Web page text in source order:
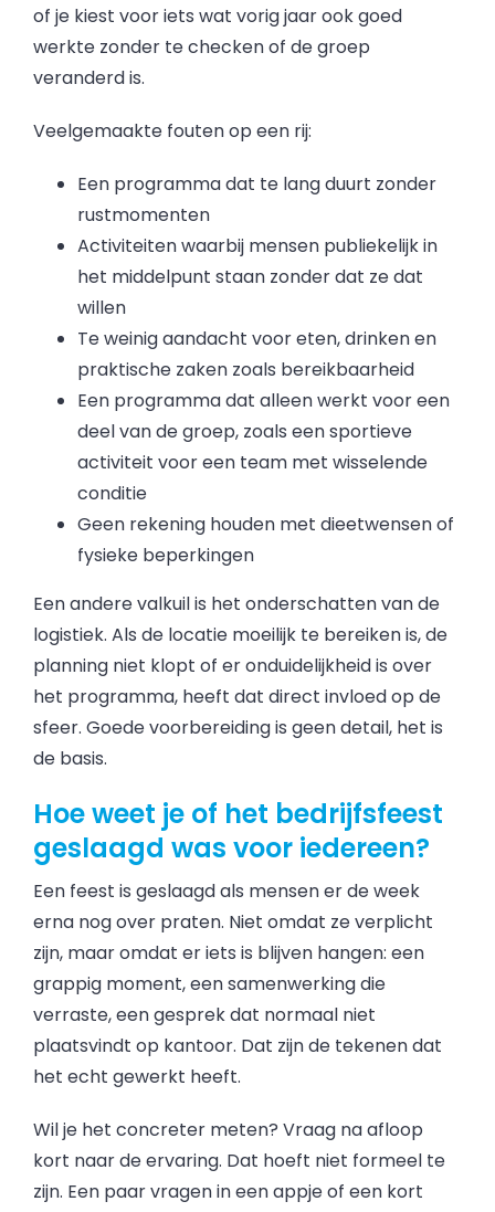
of je kiest voor iets wat vorig jaar ook goed
werkte zonder te checken of de groep
veranderd is.
Veelgemaakte fouten op een rij:
Een programma dat te lang duurt zonder
rustmomenten
Activiteiten waarbij mensen publiekelijk in
het middelpunt staan zonder dat ze dat
willen
Te weinig aandacht voor eten, drinken en
praktische zaken zoals bereikbaarheid
Een programma dat alleen werkt voor een
deel van de groep, zoals een sportieve
activiteit voor een team met wisselende
conditie
Geen rekening houden met dieetwensen of
fysieke beperkingen
Een andere valkuil is het onderschatten van de
logistiek. Als de locatie moeilijk te bereiken is, de
planning niet klopt of er onduidelijkheid is over
het programma, heeft dat direct invloed op de
sfeer. Goede voorbereiding is geen detail, het is
de basis.
Hoe weet je of het bedrijfsfeest
geslaagd was voor iedereen?
Een feest is geslaagd als mensen er de week
erna nog over praten. Niet omdat ze verplicht
zijn, maar omdat er iets is blijven hangen: een
grappig moment, een samenwerking die
verraste, een gesprek dat normaal niet
plaatsvindt op kantoor. Dat zijn de tekenen dat
het echt gewerkt heeft.
Wil je het concreter meten? Vraag na afloop
kort naar de ervaring. Dat hoeft niet formeel te
zijn. Een paar vragen in een appje of een kort